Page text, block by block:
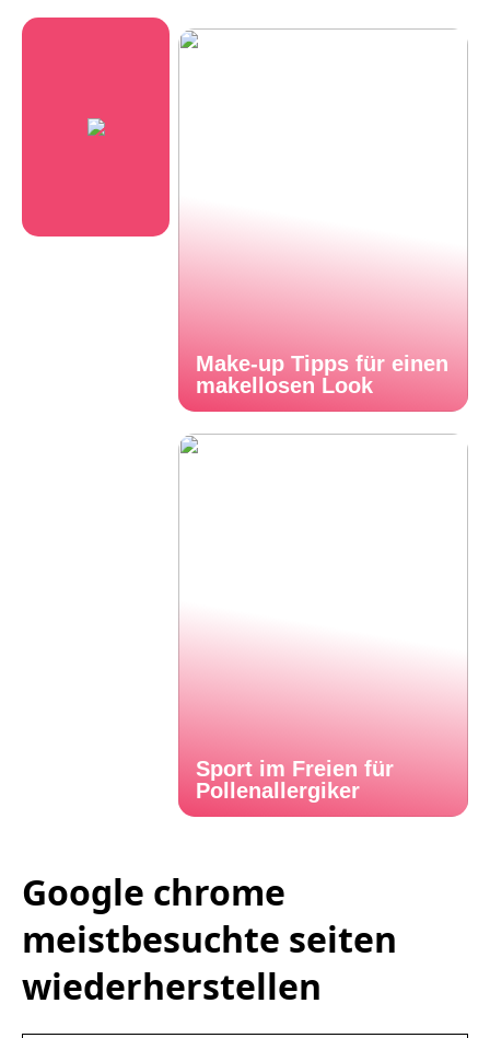
Make-up Tipps für einen
makellosen Look
Sport im Freien für
Pollenallergiker
Google chrome
meistbesuchte seiten
wiederherstellen